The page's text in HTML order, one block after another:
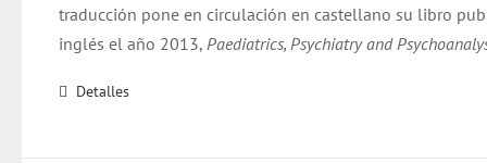
traducción pone en circulación en castellano su libro
inglés el año 2013, Paediatrics, Psychiatry and
Detalles